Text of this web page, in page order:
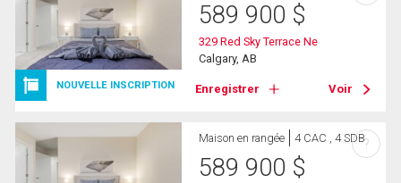
NOUVELLE INSCRIPTION
589 900 $
329 Red Sky Terrace Ne
Calgary, AB
Enregistrer Voir
Maison en rangée 4 CAC , 4 SDB
589 900 $
?